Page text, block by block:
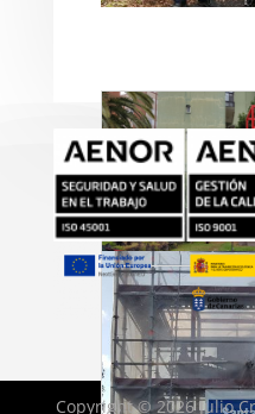
Copyright © 2026 Julio